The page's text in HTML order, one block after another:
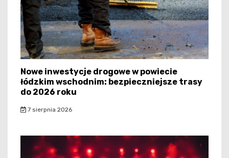
Nowe inwestycje drogowe w powiecie
łódzkim wschodnim: bezpieczniejsze trasy
do 2026 roku
7 sierpnia 2026